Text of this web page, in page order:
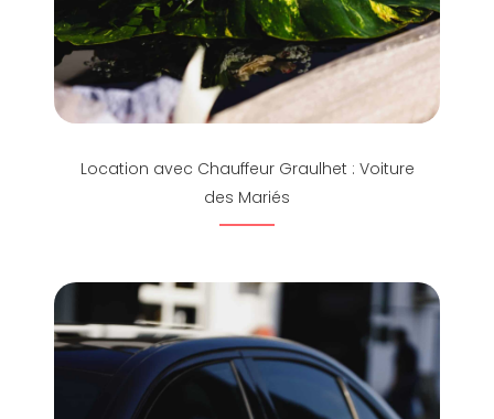
Location avec Chauffeur Graulhet : Voiture
des Mariés